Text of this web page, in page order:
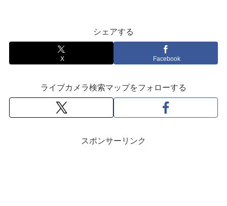
シェアする
X Facebook
ライブカメラ検索マップをフォローする
スポンサーリンク